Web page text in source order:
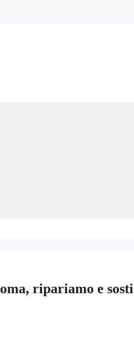
ripariamo e